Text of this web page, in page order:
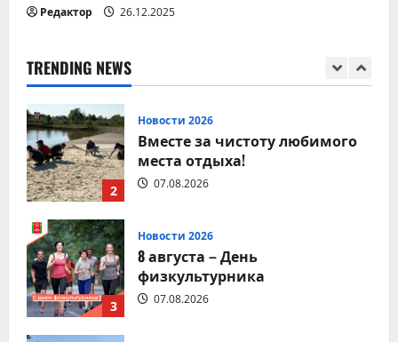
Редактор 26.12.2025
TRENDING NEWS
1
Новости 2026
2
Новости 2026
Вместе за чистоту любимого
места отдыха!
07.08.2026
3
Новости 2026
8 августа – День
физкультурника
07.08.2026